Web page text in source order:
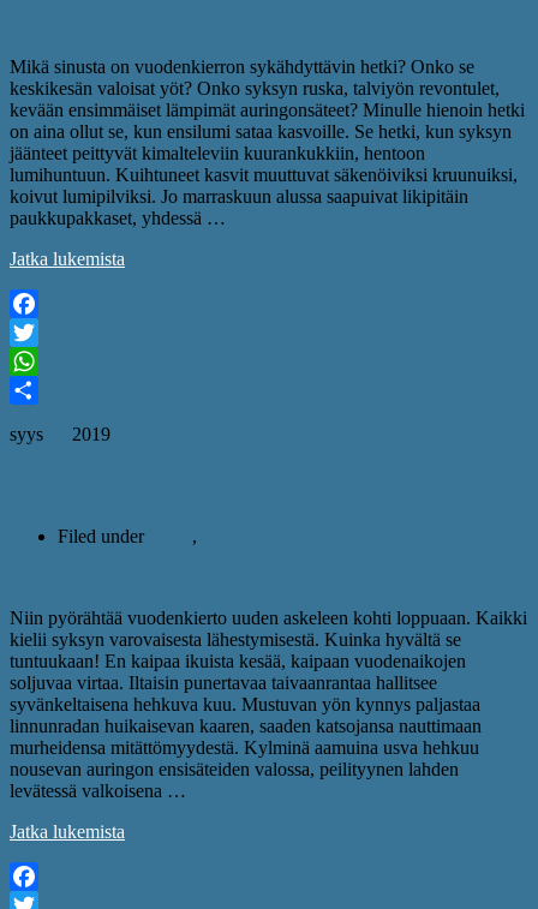
Mikä sinusta on vuodenkierron sykähdyttävin hetki? Onko se
keskikesän valoisat yöt? Onko syksyn ruska, talviyön revontulet,
kevään ensimmäiset lämpimät auringonsäteet? Minulle hienoin hetki
on aina ollut se, kun ensilumi sataa kasvoille. Se hetki, kun syksyn
jäänteet peittyvät kimalteleviin kuurankukkiin, hentoon
lumihuntuun. Kuihtuneet kasvit muuttuvat säkenöiviksi kruunuiksi,
koivut lumipilviksi. Jo marraskuun alussa saapuivat likipitäin
paukkupakkaset, yhdessä …
Jatka lukemista
Facebook
Twitter
WhatsApp
syys 2019
Filed under ,
Niin pyörähtää vuodenkierto uuden askeleen kohti loppuaan. Kaikki
kielii syksyn varovaisesta lähestymisestä. Kuinka hyvältä se
tuntuukaan! En kaipaa ikuista kesää, kaipaan vuodenaikojen
soljuvaa virtaa. Iltaisin punertavaa taivaanrantaa hallitsee
syvänkeltaisena hehkuva kuu. Mustuvan yön kynnys paljastaa
linnunradan huikaisevan kaaren, saaden katsojansa nauttimaan
murheidensa mitättömyydestä. Kylminä aamuina usva hehkuu
nousevan auringon ensisäteiden valossa, peilityynen lahden
levätessä valkoisena …
Jatka lukemista